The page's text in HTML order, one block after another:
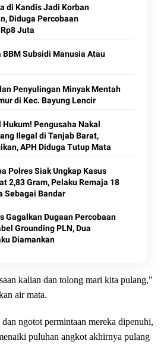
di Kandis Jadi Korban
Diduga Percobaan
Juta
BBM Subsidi Manusia Atau
Penyulingan Minyak Mentah
di Kec. Bayung Lencir
Hukum! Pengusaha Nakal
Ilegal di Tanjab Barat,
APH Diduga Tutup Mata
Polres Siak Ungkap Kasus
2,83 Gram, Pelaku Remaja 18
Sebagai Bandar
Gagalkan Dugaan Percobaan
Grounding PLN, Dua
Diamankan
kalian dan tolong mari kita pulang,"
air mata.
ngotot permintaan mereka dipenuhi,
puluhan angkot akhirnya pulang